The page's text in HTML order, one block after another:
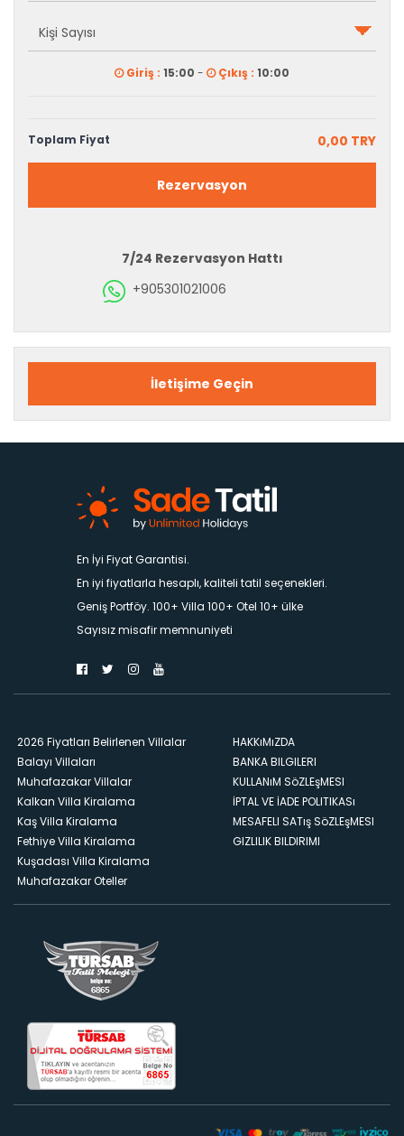
Giriş : 15:00 - Çıkış : 10:00
Toplam Fiyat 0,00 TRY
Rezervasyon
7/24 Rezervasyon Hattı
+905301021006
İletişime Geçin
En İyi Fiyat Garantisi.
En iyi fiyatlarla hesaplı, kaliteli tatil seçenekleri.
Geniş Portföy. 100+ Villa 100+ Otel 10+ ülke
Sayısız misafir memnuniyeti
2026 Fiyatları Belirlenen Villalar
Balayı Villaları
Muhafazakar Villalar
Kalkan Villa Kiralama
Kaş Villa Kiralama
Fethiye Villa Kiralama
Kuşadası Villa Kiralama
Muhafazakar Oteller
HAKKıMıZDA
BANKA BILGILERI
KULLANıM SöZLEşMESI
İPTAL VE İADE POLITIKASı
MESAFELI SATış SöZLEşMESI
GIZLILIK BILDIRIMI